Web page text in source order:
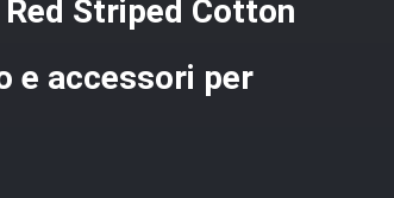
Striped Cotton
e accessori per